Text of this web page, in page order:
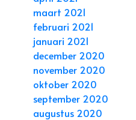
maart 2021
februari 2021
januari 2021
december 2020
november 2020
oktober 2020
september 2020
augustus 2020